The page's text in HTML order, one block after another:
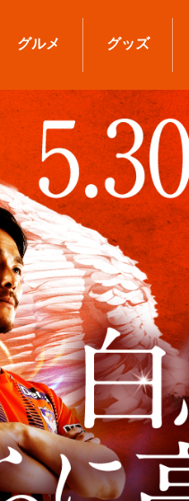
グルメ グッズ